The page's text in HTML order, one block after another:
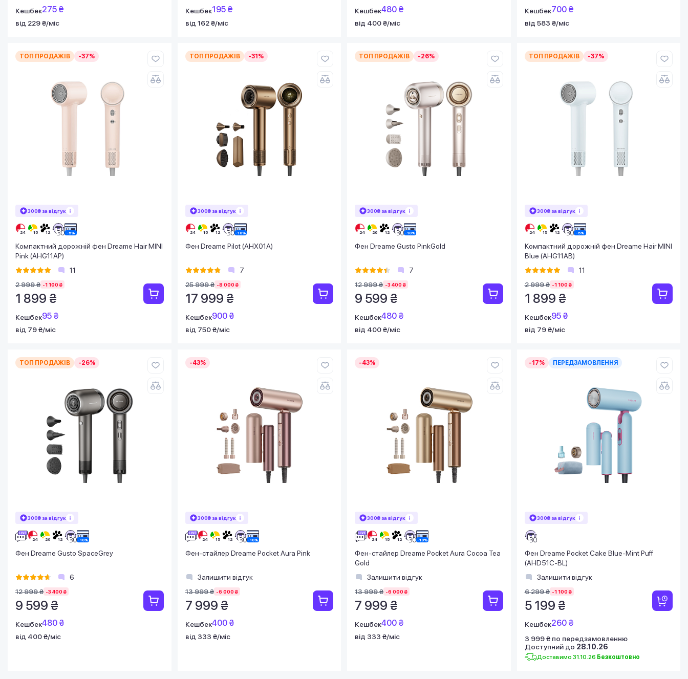
Кешбек275 ₴
від 229 ₴/міс
Кешбек195 ₴
від 162 ₴/міс
Кешбек480 ₴
від 400 ₴/міс
Кешбек700 ₴
від 583 ₴/міс
ТОП ПРОДАЖІВ -37%
300₴ за відгук
Компактний дорожній фен Dreame Hair MINI
Pink (AHG11AP)
11
2 999 ₴ -1 100 ₴
1 899 ₴
Кешбек95 ₴
від 79 ₴/міс
ТОП ПРОДАЖІВ -31%
300₴ за відгук
Фен Dreame Pilot (AHX01A)
7
25 999 ₴ -8 000 ₴
17 999 ₴
Кешбек900 ₴
від 750 ₴/міс
ТОП ПРОДАЖІВ -26%
300₴ за відгук
Фен Dreame Gusto PinkGold
7
12 999 ₴ -3 400 ₴
9 599 ₴
Кешбек480 ₴
від 400 ₴/міс
ТОП ПРОДАЖІВ -37%
300₴ за відгук
Компактний дорожній фен Dreame Hair MINI
Blue (AHG11AB)
11
2 999 ₴ -1 100 ₴
1 899 ₴
Кешбек95 ₴
від 79 ₴/міс
ТОП ПРОДАЖІВ -26%
300₴ за відгук
Фен Dreame Gusto SpaceGrey
6
12 999 ₴ -3 400 ₴
9 599 ₴
Кешбек480 ₴
від 400 ₴/міс
-43%
300₴ за відгук
Фен-стайлер Dreame Pocket Aura Pink
Залишити відгук
13 999 ₴ -6 000 ₴
7 999 ₴
Кешбек400 ₴
від 333 ₴/міс
-43%
300₴ за відгук
Фен-стайлер Dreame Pocket Aura Cocoa Tea
Gold
Залишити відгук
13 999 ₴ -6 000 ₴
7 999 ₴
Кешбек400 ₴
від 333 ₴/міс
-17% ПЕРЕДЗАМОВЛЕННЯ
300₴ за відгук
Фен Dreame Pocket Cake Blue-Mint Puff
(AHD51C-BL)
Залишити відгук
6 299 ₴ -1 100 ₴
5 199 ₴
Кешбек260 ₴
3 999 ₴ по передзамовленню
Доступний до 28.10.26
Доставимо 31.10.26 Безкоштовно